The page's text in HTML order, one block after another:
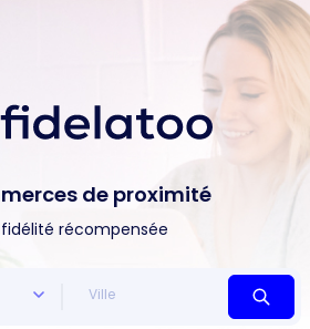
de proximité
récompensée